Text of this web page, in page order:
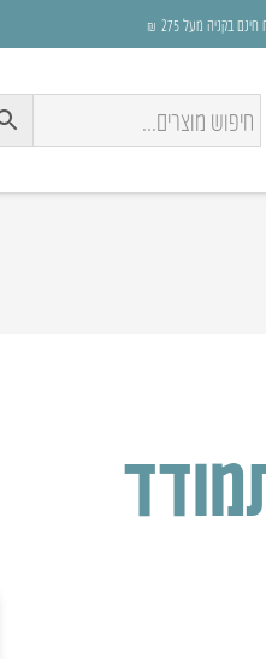
בקניה מעל 275 ₪